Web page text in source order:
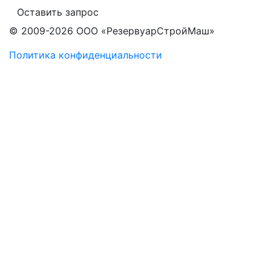
Оставить запрос
© 2009-2026 ООО «РезервуарСтройМаш»
Политика конфиденциальности